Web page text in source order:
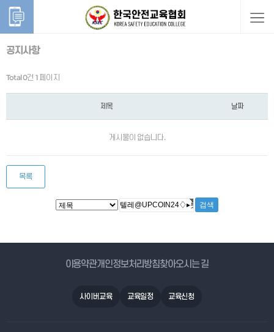
공지사항
Total 0건 1 페이지
제목 날짜
게시물이 없습니다.
목록
이용약관개인정보처리방침찾아오시는 길
사이버교육 교육일정 교육신청